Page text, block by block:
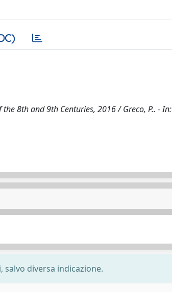
8th and 9th Centuries, 2016 / Greco, P.. - In:
diversa indicazione.